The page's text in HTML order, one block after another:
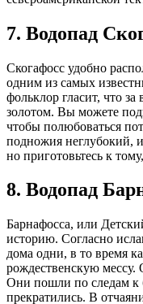
7. Водопад
Скогафосс удобно
одним из самых
фольклор гласит, что
золотом. Вы можете
чтобы полюбоваться
подножия неглубокий,
но приготовьтесь к
8. Водопад
Барнафосса, или
историю. Согласно
дома одни, в то время
рождественскую мессу.
Они пошли по следам к
прекратились. В